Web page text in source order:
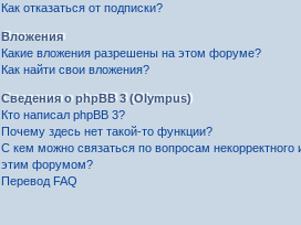
Как отказаться от подписки?
Вложения
Какие вложения разрешены на этом форуме?
Как найти свои вложения?
Сведения о phpBB 3 (Olympus)
Кто написал phpBB 3?
Почему здесь нет такой-то функции?
С кем можно связаться по вопросам
этим форумом?
Перевод FAQ